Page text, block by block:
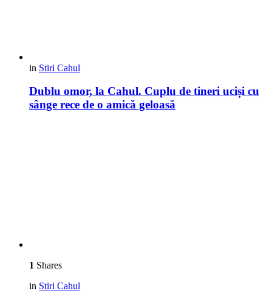
in Stiri Cahul
Dublu omor, la Cahul. Cuplu de tineri uciși cu
sânge rece de o amică geloasă
1 Shares
in Stiri Cahul